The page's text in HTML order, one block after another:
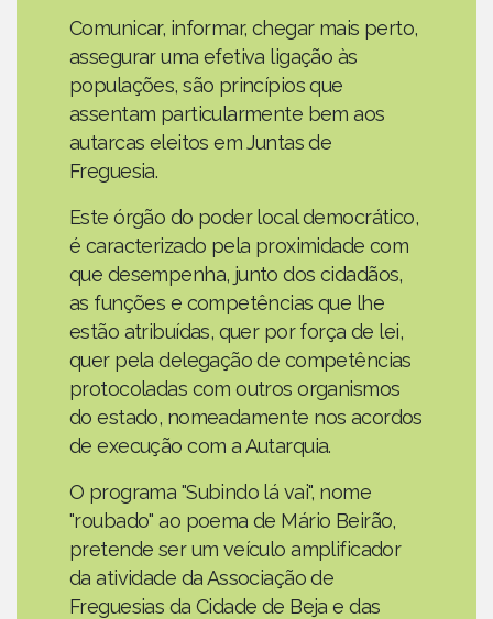
Comunicar, informar, chegar mais perto,
assegurar uma efetiva ligação às
populações, são princípios que
assentam particularmente bem aos
autarcas eleitos em Juntas de
Freguesia.
Este órgão do poder local democrático,
é caracterizado pela proximidade com
que desempenha, junto dos cidadãos,
as funções e competências que lhe
estão atribuídas, quer por força de lei,
quer pela delegação de competências
protocoladas com outros organismos
do estado, nomeadamente nos acordos
de execução com a Autarquia.
O programa "Subindo lá vai", nome
"roubado" ao poema de Mário Beirão,
pretende ser um veículo amplificador
da atividade da Associação de
Freguesias da Cidade de Beja e das